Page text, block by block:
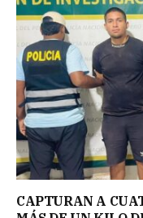
CAPTURAN A